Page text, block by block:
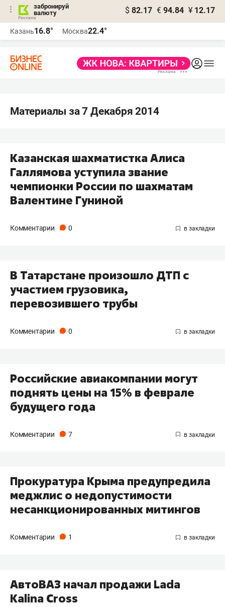
забронируй
валюту
$ 82.17 € 94.84 ¥ 12.17
Казань16.8° Москва22.4°
Материалы за 7 Декабря 2014
Казанская шахматистка Алиса
Галлямова уступила звание
чемпионки России по шахматам
Валентине Гуниной
Комментарии 0
В Татарстане произошло ДТП с
участием грузовика,
перевозившего трубы
Комментарии 0
Российские авиакомпании могут
поднять цены на 15% в феврале
будущего года
Комментарии 7
Прокуратура Крыма предупредила
меджлис о недопустимости
несанкционированных митингов
Комментарии 1
АвтоВАЗ начал продажи Lada
Kalina Cross